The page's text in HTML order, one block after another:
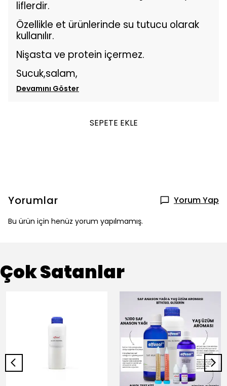
liflerdir.
Özellikle et ürünlerinde su tutucu olarak
kullanılır.
Nişasta ve protein içermez.
Sucuk,salam,
Devamını Göster
SEPETE EKLE
Yorumlar Yorum Yap
Bu ürün için henüz yorum yapılmamış.
Çok Satanlar